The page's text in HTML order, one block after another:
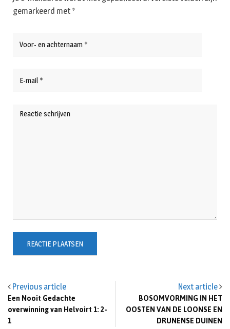
Previous article
Een Nooit Gedachte
overwinning van Helvoirt 1: 2-
1
Next article
BOSOMVORMING IN HET
OOSTEN VAN DE LOONSE EN
DRUNENSE DUINEN
gemarkeerd met *